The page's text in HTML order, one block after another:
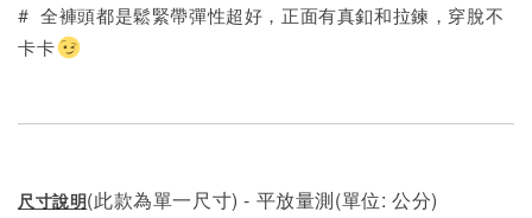
# 全褲頭都是鬆緊帶彈性超好，正面有真釦和拉鍊，穿脫不
卡卡
尺寸說明(此款為單一尺寸) - 平放量測(單位: 公分)